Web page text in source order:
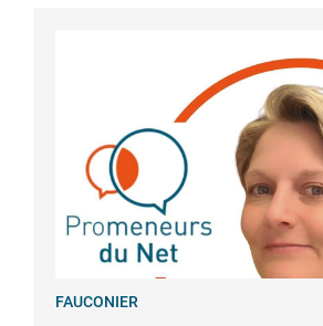
FAUCONIER